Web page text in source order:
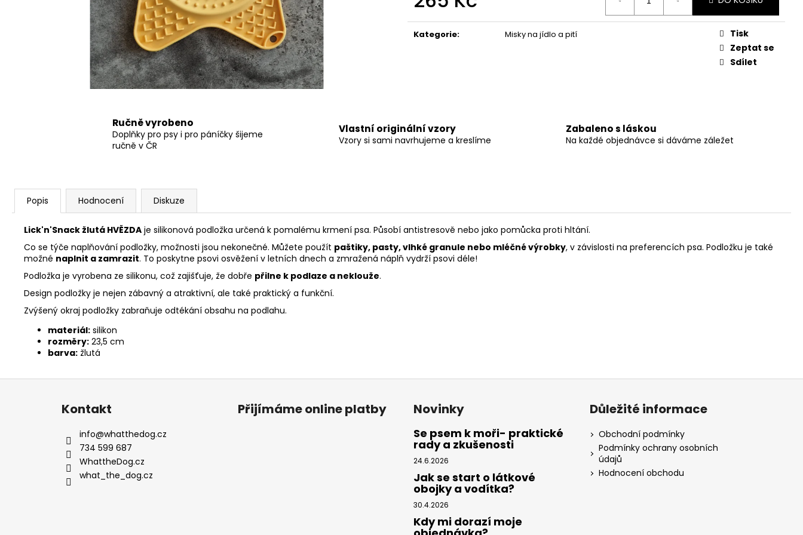
cena:
Kategorie: Misky na jídlo a pití
Tisk
Zeptat se
Sdílet
Ručně vyrobeno
Doplňky pro psy i pro páníčky šijeme
ručně v ČR
Vlastní originální vzory
Vzory si sami navrhujeme a kreslíme
Zabaleno s láskou
Na každé objednávce si dáváme záležet
Popis Hodnocení Diskuze
Lick'n'Snack žlutá HVĚZDA je silikonová podložka určená k pomalému krmení psa. Působí antistresově nebo jako pomůcka proti hltání.
Co se týče naplňování podložky, možnosti jsou nekonečné. Můžete použít paštiky, pasty, vlhké granule nebo mléčné výrobky, v závislosti na preferencích psa. Podložku je také
možné naplnit a zamrazit. To poskytne psovi osvěžení v letních dnech a zmražená náplň vydrží psovi déle!
Podložka je vyrobena ze silikonu, což zajišťuje, že dobře přilne k podlaze a neklouže.
Design podložky je nejen zábavný a atraktivní, ale také praktický a funkční.
Zvýšený okraj podložky zabraňuje odtékání obsahu na podlahu.
materiál: silikon
rozměry: 23,5 cm
barva: žlutá
550 Kč
550 Kč
275 Kč
Z
Kontakt
info@whatthedog.cz
734 599 687
WhattheDog.cz
what_the_dog.cz
Přijímáme online platby Novinky
Se psem k moři- praktické
rady a zkušenosti
24.6.2026
Jak se start o látkové
obojky a vodítka?
30.4.2026
Kdy mi dorazí moje
Důležité informace
Obchodní podmínky
Podmínky ochrany osobních
údajů
Hodnocení obchodu